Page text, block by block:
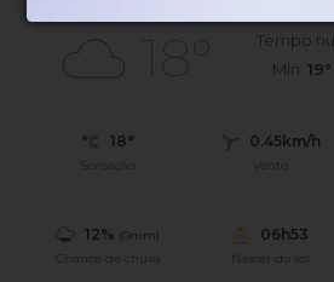
18°
Tempo
Mín. 19°
18°
Sensação
0.45km/h
Vento
12% (0mm)
Chance de chuva
06h53
Nascer do sol